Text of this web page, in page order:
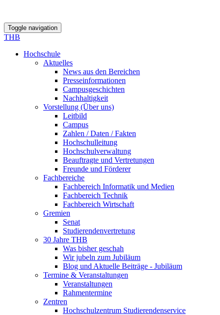
Toggle navigation
THB
Hochschule
Aktuelles
News aus den Bereichen
Presseinformationen
Campusgeschichten
Nachhaltigkeit
Vorstellung (Über uns)
Leitbild
Campus
Zahlen / Daten / Fakten
Hochschulleitung
Hochschulverwaltung
Beauftragte und Vertretungen
Freunde und Förderer
Fachbereiche
Fachbereich Informatik und Medien
Fachbereich Technik
Fachbereich Wirtschaft
Gremien
Senat
Studierendenvertretung
30 Jahre THB
Was bisher geschah
Wir jubeln zum Jubiläum
Blog und Aktuelle Beiträge - Jubiläum
Termine & Veranstaltungen
Veranstaltungen
Rahmentermine
Zentren
Hochschulzentrum Studierendenservice